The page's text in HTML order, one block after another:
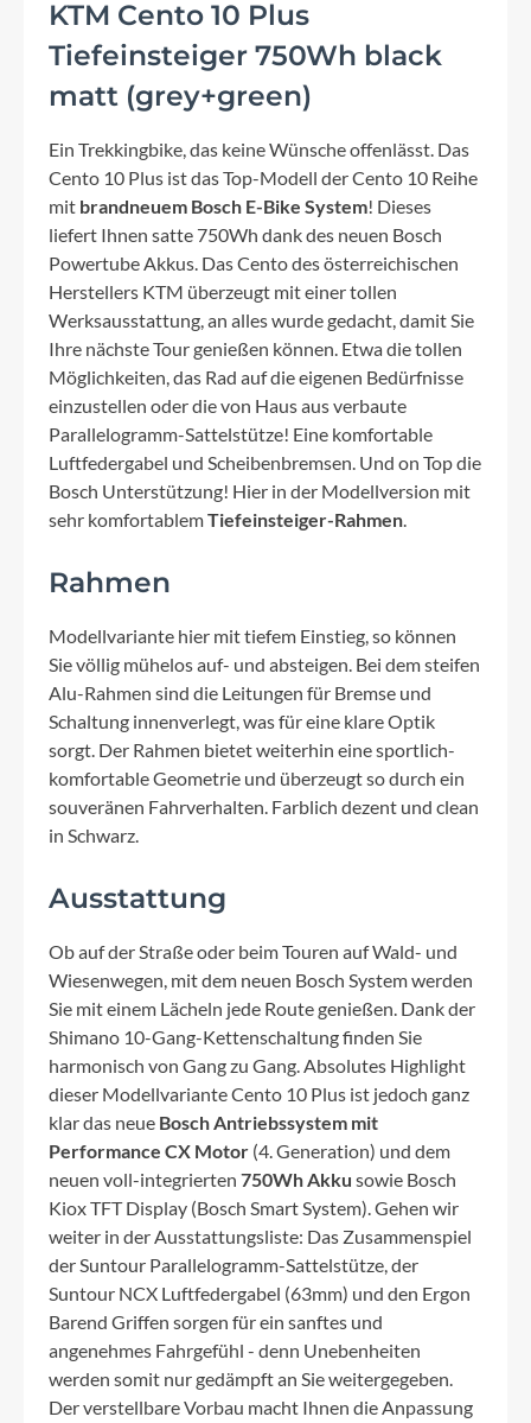
KTM Cento 10 Plus
Tiefeinsteiger 750Wh black
matt (grey+green)
Ein Trekkingbike, das keine Wünsche offenlässt. Das
Cento 10 Plus ist das Top-Modell der Cento 10 Reihe
mit brandneuem Bosch E-Bike System! Dieses
liefert Ihnen satte 750Wh dank des neuen Bosch
Powertube Akkus. Das Cento des österreichischen
Herstellers KTM überzeugt mit einer tollen
Werksausstattung, an alles wurde gedacht, damit Sie
Ihre nächste Tour genießen können. Etwa die tollen
Möglichkeiten, das Rad auf die eigenen Bedürfnisse
einzustellen oder die von Haus aus verbaute
Parallelogramm-Sattelstütze! Eine komfortable
Luftfedergabel und Scheibenbremsen. Und on Top die
Bosch Unterstützung! Hier in der Modellversion mit
sehr komfortablemTiefeinsteiger-Rahmen.
Rahmen
Modellvariante hier mit tiefem Einstieg, so können
Sie völlig mühelos auf- und absteigen. Bei dem steifen
Alu-Rahmen sind die Leitungen für Bremse und
Schaltung innenverlegt, was für eine klare Optik
sorgt. Der Rahmen bietet weiterhin eine sportlich-
komfortable Geometrie und überzeugt so durch ein
souveränen Fahrverhalten. Farblich dezent und clean
in Schwarz.
Ausstattung
Ob auf der Straße oder beim Touren auf Wald- und
Wiesenwegen, mit dem neuen Bosch System werden
Sie mit einem Lächeln jede Route genießen. Dank der
Shimano 10-Gang-Kettenschaltung finden Sie
harmonisch von Gang zu Gang. Absolutes Highlight
dieser Modellvariante Cento 10 Plus ist jedoch ganz
klar das neue Bosch Antriebssystem mit
Performance CX Motor (4. Generation) und dem
neuen voll-integrierten 750Wh Akku sowie Bosch
Kiox TFT Display (Bosch Smart System). Gehen wir
weiter in der Ausstattungsliste: Das Zusammenspiel
der Suntour Parallelogramm-Sattelstütze, der
Suntour NCX Luftfedergabel (63mm) und den Ergon
Barend Griffen sorgen für ein sanftes und
angenehmes Fahrgefühl - denn Unebenheiten
werden somit nur gedämpft an Sie weitergegeben.
Der verstellbare Vorbau macht Ihnen die Anpassung